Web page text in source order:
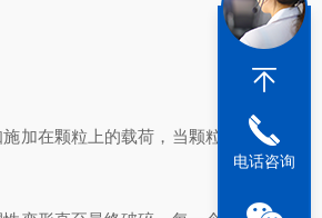
加在颗粒上的载荷，当颗粒被压
电话咨询